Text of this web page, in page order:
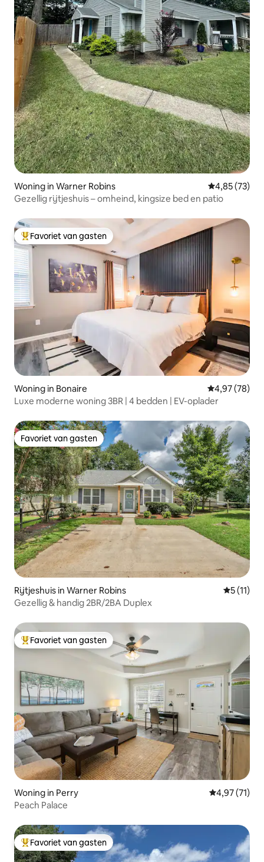
Woning in Warner Robins Gemiddelde
4,85 (73)
Gezellig rijtjeshuis – omheind, kingsize bed en patio
Topfavoriet van gasten
Favoriet van gasten
Woning in Bonaire Gemiddelde
4,97 (78)
Luxe moderne woning 3BR | 4 bedden | EV-oplader
Favoriet van gasten
Favoriet van gasten
Rijtjeshuis in Warner Robins
5 (11)
Gezellig & handig 2BR/2BA Duplex
Topfavoriet van gasten
Favoriet van gasten
Woning in Perry Gemiddelde
4,97 (71)
Peach Palace
Topfavoriet van gasten
Favoriet van gasten